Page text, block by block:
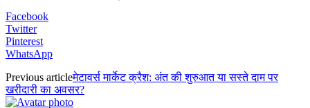
Facebook
Twitter
Pinterest
WhatsApp
Previous articleमेटावर्स मार्केट क्रैश: अंत की शुरुआत या सस्ते दाम पर
खरीदारी का अवसर?